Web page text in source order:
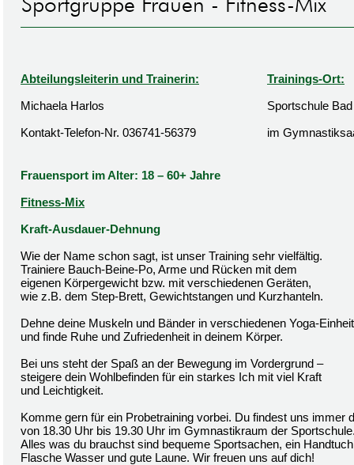
Abteilungsleiterin und Trainerin:
Michaela Harlos
Kontakt-Telefon-Nr. 036741-56379
Trainings-Ort:
Sportschule
im
Frauensport im Alter: 18 – 60+ Jahre
Fitness-Mix
Kraft-Ausdauer-Dehnung
Wie der Name schon sagt, ist unser Training sehr vielfältig.
Trainiere Bauch-Beine-Po, Arme und Rücken mit dem
eigenen Körpergewicht bzw. mit verschiedenen Geräten,
wie z.B. dem Step-Brett, Gewichtstangen und Kurzhanteln.
Dehne deine Muskeln und Bänder in verschiedenen Yoga-
und finde Ruhe und Zufriedenheit in deinem Körper.
Bei uns steht der Spaß an der Bewegung im Vordergrund –
steigere dein Wohlbefinden für ein starkes Ich mit viel Kraft
und Leichtigkeit.
Komme gern für ein Probetraining vorbei. Du findest uns immer
von 18.30 Uhr bis 19.30 Uhr im Gymnastikraum der
Alles was du brauchst sind bequeme Sportsachen, ein
Flasche Wasser und gute Laune. Wir freuen uns auf dich!